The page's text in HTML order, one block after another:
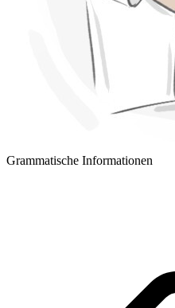
Grammatische Informationen